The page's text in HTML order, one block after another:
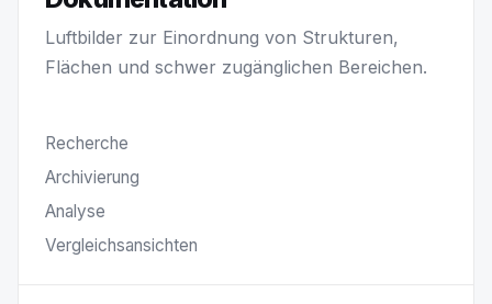
Luftbilder zur Einordnung von Strukturen,
Flächen und schwer zugänglichen Bereichen.
Recherche
Archivierung
Analyse
Vergleichsansichten